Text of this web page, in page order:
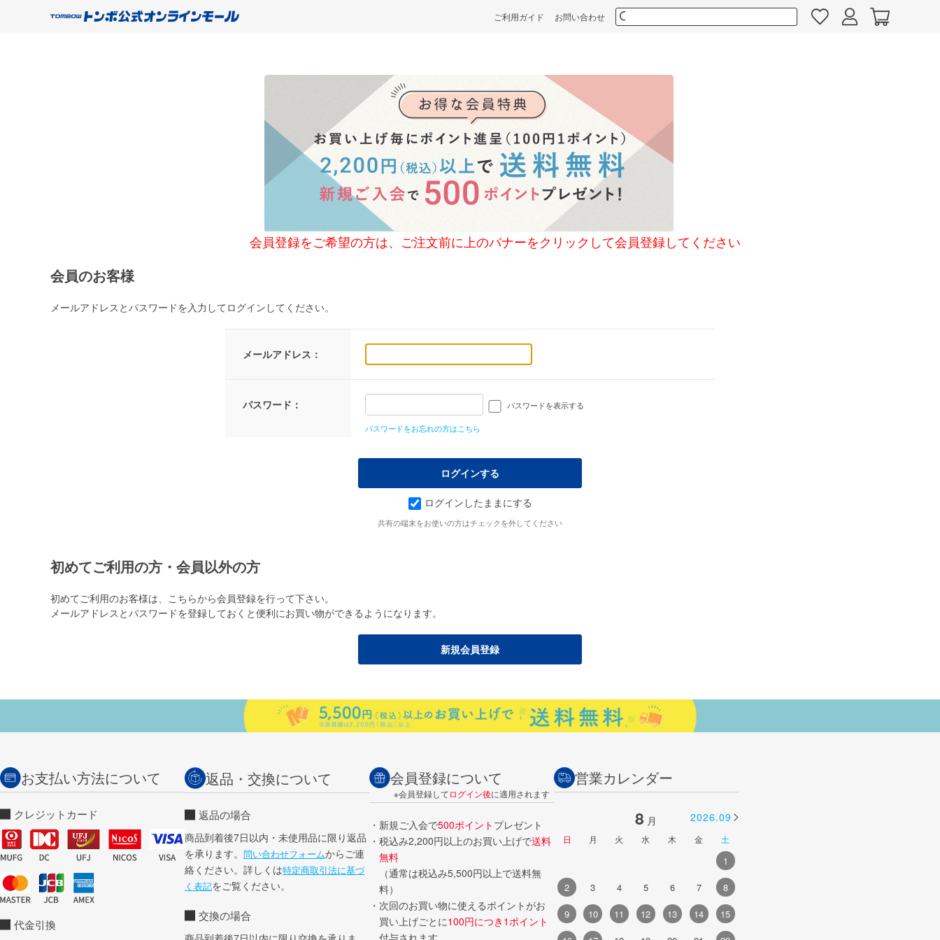
ご利用ガイド お問い合わせ
会員登録をご希望の方は、ご注文前に上のバナーをクリックして会員登録してください
会員のお客様
メールアドレスとパスワードを入力してログインしてください。
メールアドレス：
パスワード： パスワードを表示する
パスワードをお忘れの方はこちら
ログインしたままにする
共有の端末をお使いの方はチェックを外してください
初めてご利用の方・会員以外の方
初めてご利用のお客様は、こちらから会員登録を行って下さい。
メールアドレスとパスワードを登録しておくと便利にお買い物ができるようになります。
お支払い方法について
クレジットカード
代金引換
返品・交換について
返品の場合
商品到着後7日以内・未使用品に限り返品
を承ります。 問い合わせフォームからご連
絡ください。詳しくは特定商取引法に基づ
く表記をご覧ください。
交換の場合
会員登録について
※会員登録してログイン後に適用されます
・新規ご入会で500ポイント プレゼント
・税込み2,200円以上のお買い上げで送料
無料
（通常は税込み5,500円以上で送料無
料）
・次回のお買い物に使えるポイントがお
買い上げごとに100円につき1ポイント
付与されます。
営業カレンダー
8 月 2026.09
日 月 火 水 木 金 土
1
2
3 4 5 6 7
8
9
10 11 12 13 14
15